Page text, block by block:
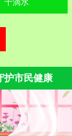
十滴水
护市民健康